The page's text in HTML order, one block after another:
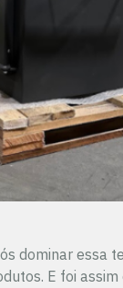
dominar essa
E foi assim